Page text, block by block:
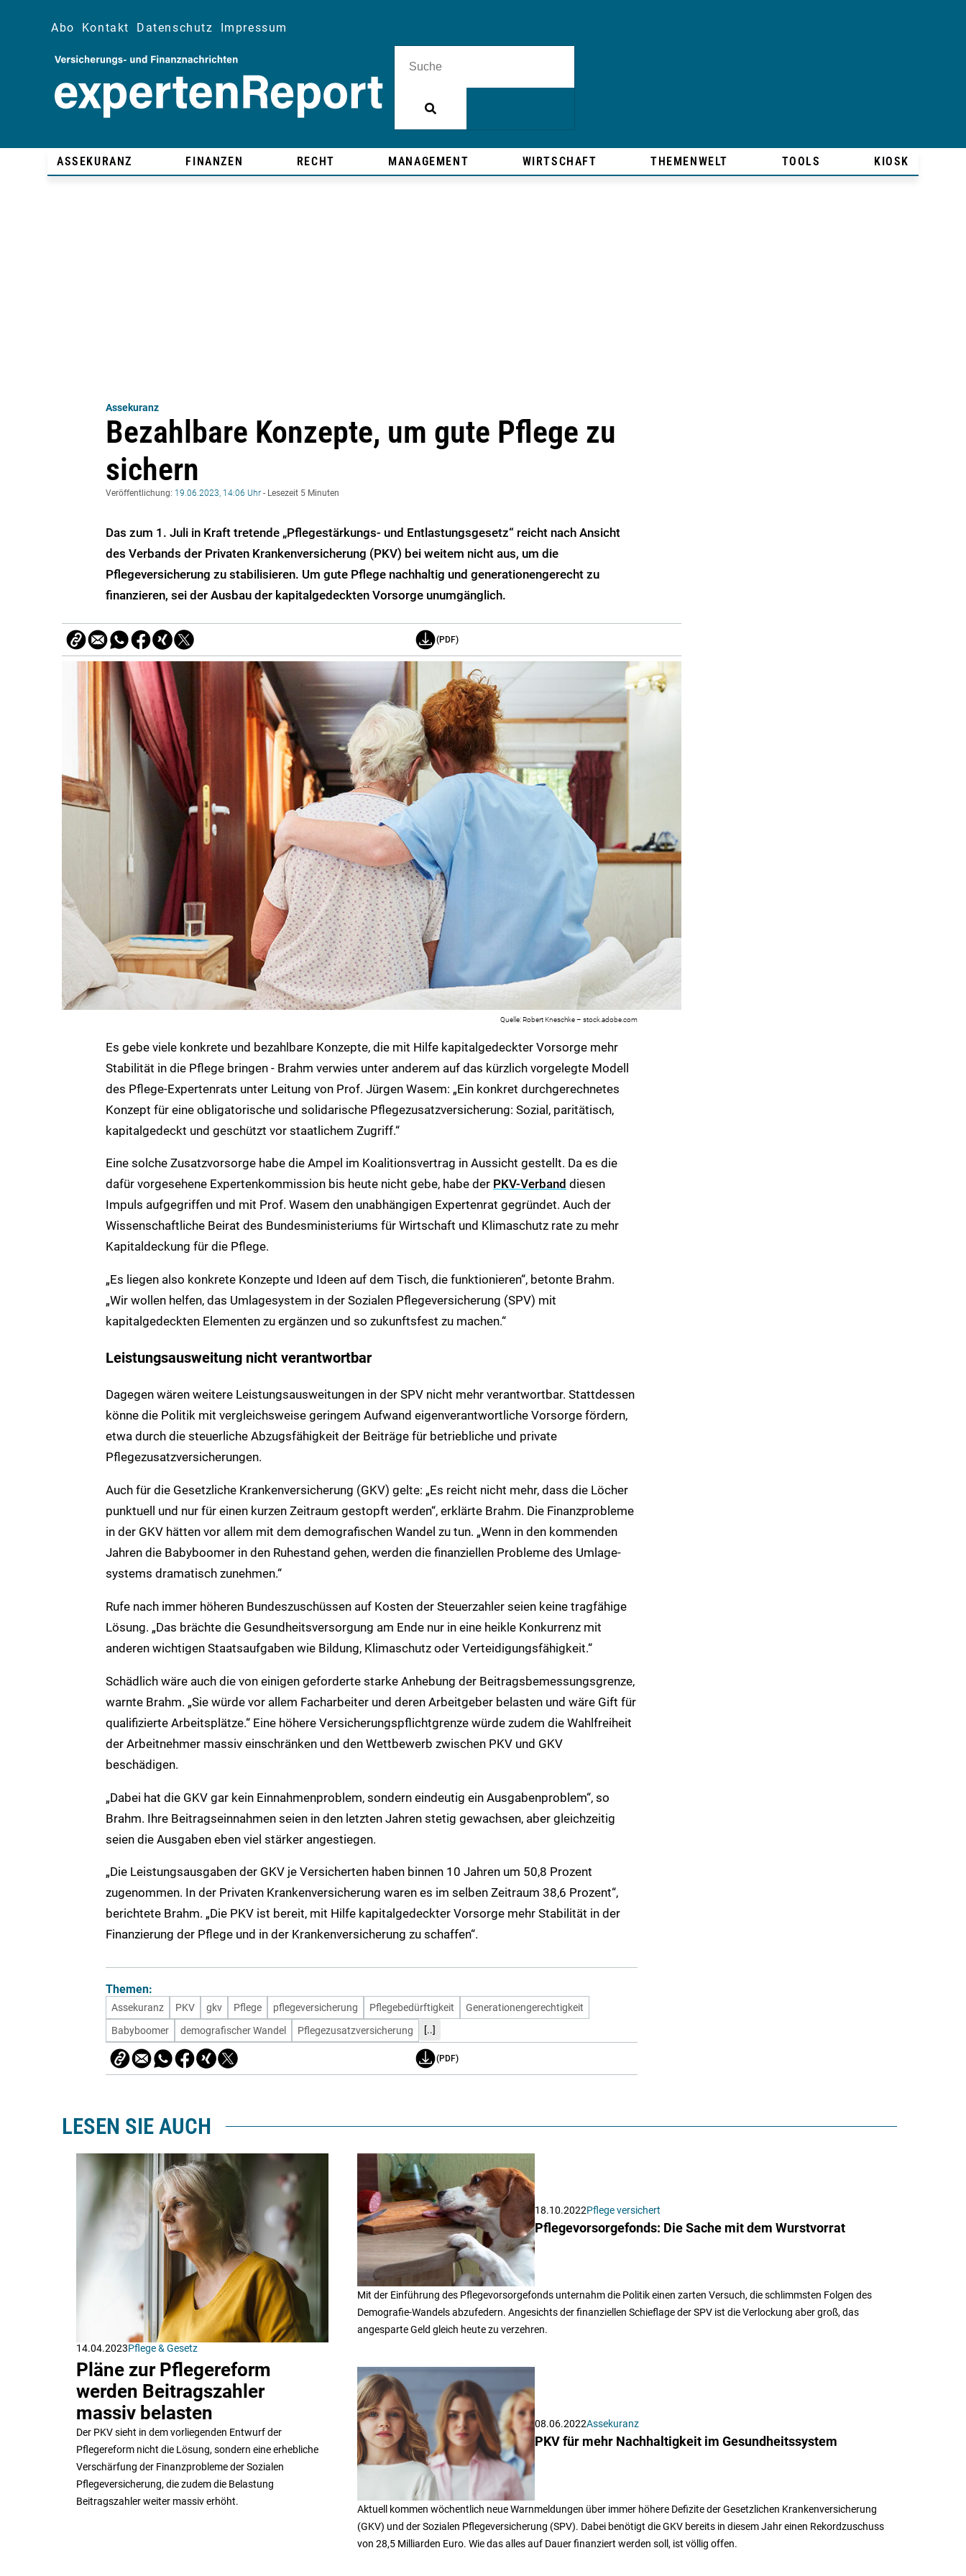
Abo Kontakt Datenschutz Impressum
ASSEKURANZ FINANZEN RECHT MANAGEMENT WIRTSCHAFT THEMENWELT TOOLS KIOSK
Assekuranz
Bezahlbare Konzepte, um gute Pflege zu
sichern
Veröffentlichung: 19.06.2023, 14:06 Uhr - Lesezeit 5 Minuten
Das zum 1. Juli in Kraft tretende „Pflegestärkungs- und Entlastungsgesetz“ reicht nach Ansicht
des Verbands der Privaten Krankenversicherung (PKV) bei weitem nicht aus, um die
Pflegeversicherung zu stabilisieren. Um gute Pflege nachhaltig und generationengerecht zu
finanzieren, sei der Ausbau der kapitalgedeckten Vorsorge unumgänglich.
(PDF)
Robert Kneschke – stock.adobe.com
Es gebe viele konkrete und bezahlbare Konzepte, die mit Hilfe kapitalgedeckter Vorsorge mehr
Stabilität in die Pflege bringen - Brahm verwies unter anderem auf das kürzlich vorgelegte Modell
des Pflege-Expertenrats unter Leitung von Prof. Jürgen Wasem: „Ein konkret durchgerechnetes
Konzept für eine obligatorische und solidarische Pflegezusatzversicherung: Sozial, paritätisch,
kapitalgedeckt und geschützt vor staatlichem Zugriff.“
Eine solche Zusatzvorsorge habe die Ampel im Koalitionsvertrag in Aussicht gestellt. Da es die
dafür vorgesehene Expertenkommission bis heute nicht gebe, habe der PKV-Verband diesen
Impuls aufgegriffen und mit Prof. Wasem den unabhängigen Expertenrat gegründet. Auch der
Wissenschaftliche Beirat des Bundesministeriums für Wirtschaft und Klimaschutz rate zu mehr
Kapitaldeckung für die Pflege.
„Es liegen also konkrete Konzepte und Ideen auf dem Tisch, die funktionieren“, betonte Brahm.
„Wir wollen helfen, das Umlagesystem in der Sozialen Pflegeversicherung (SPV) mit
kapitalgedeckten Elementen zu ergänzen und so zukunftsfest zu machen.“
Leistungsausweitung nicht verantwortbar
Dagegen wären weitere Leistungsausweitungen in der SPV nicht mehr verantwortbar. Stattdessen
könne die Politik mit vergleichsweise geringem Aufwand eigenverantwortliche Vorsorge fördern,
etwa durch die steuerliche Abzugsfähigkeit der Beiträge für betriebliche und private
Pflegezusatzversicherungen.
Auch für die Gesetzliche Krankenversicherung (GKV) gelte: „Es reicht nicht mehr, dass die Löcher
punktuell und nur für einen kurzen Zeitraum gestopft werden“, erklärte Brahm. Die Finanzprob­leme
in der GKV hätten vor allem mit dem demografischen Wandel zu tun. „Wenn in den kommenden
Jahren die Babyboomer in den Ruhestand gehen, werden die finanziellen Probleme des Umlage­
systems dramatisch zunehmen.“
Rufe nach immer höheren Bundeszuschüssen auf Kosten der Steuerzahler seien keine tragfähige
Lösung. „Das brächte die Gesundheitsversorgung am Ende nur in eine heikle Konkurrenz mit
anderen wichtigen Staatsaufgaben wie Bildung, Klimaschutz oder Verteidigungsfähigkeit.“
Schädlich wäre auch die von einigen geforderte starke Anhebung der Beitragsbemessungsgrenze,
warnte Brahm. „Sie würde vor allem Facharbeiter und deren Arbeitgeber belasten und wäre Gift für
qualifizierte Arbeitsplätze.“ Eine höhere Versicherungspflicht­grenze würde zudem die Wahlfreiheit
der Arbeitnehmer massiv einschränken und den Wettbewerb zwischen PKV und GKV
beschädigen.
„Dabei hat die GKV gar kein Einnahmenproblem, sondern eindeu­tig ein Ausgabenproblem“, so
Brahm. Ihre Beitragseinnahmen seien in den letzten Jahren stetig gewachsen, aber gleichzeitig
seien die Ausgaben eben viel stärker angestiegen.
„Die Leistungsausgaben der GKV je Versicherten haben binnen 10 Jahren um 50,8 Prozent
zugenommen. In der Privaten Kran­kenversicherung waren es im selben Zeitraum 38,6 Prozent“,
berichtete Brahm. „Die PKV ist bereit, mit Hilfe kapitalgedeckter Vorsorge mehr Stabilität in der
Finanzierung der Pflege und in der Krankenversicherung zu schaffen“.
Themen:
Assekuranz PKV gkv Pflege pflegeversicherung Pflegebedürftigkeit
Generationengerechtigkeit
Babyboomer
demografischer Wandel Pflegezusatzversicherung [..]
(PDF)
LESEN SIE AUCH
14.04.2023Pflege & Gesetz
Pläne zur Pflegereform
werden Beitragszahler
massiv belasten
Der PKV sieht in dem vorliegenden Entwurf der
Pflegereform nicht die Lösung, sondern eine erhebliche
Verschärfung der Finanzprobleme der Sozialen
Pflegeversicherung, die zudem die Belastung
Beitragszahler weiter massiv erhöht.
18.10.2022Pflege versichert
Pflegevorsorgefonds: Die Sache mit dem Wurstvorrat
Mit der Einführung des Pflegevorsorgefonds unternahm die Politik einen zarten Versuch, die schlimmsten Folgen des
Demografie-Wandels abzufedern. Angesichts der finanziellen Schieflage der SPV ist die Verlockung aber groß, das
angesparte Geld gleich heute zu verzehren.
08.06.2022Assekuranz
PKV für mehr Nachhaltigkeit im Gesundheitssystem
Aktuell kommen wöchentlich neue Warnmeldungen über immer höhere Defizite der Gesetzlichen Krankenversicherung
(GKV) und der Sozialen Pflegeversicherung (SPV). Dabei benötigt die GKV bereits in diesem Jahr einen Rekordzuschuss
von 28,5 Milliarden Euro. Wie das alles auf Dauer finanziert werden soll, ist völlig offen.